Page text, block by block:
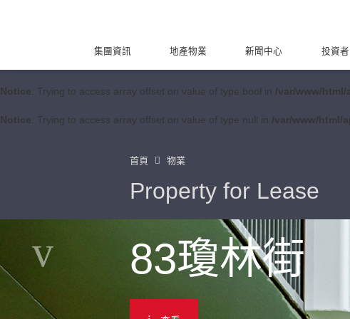
Notice: Trying to access array offset on value of type bool in /var/www/
Notice: Trying to access array offset on value of type null in /var/www/html/
集團資訊 地產物業 新聞中心 投資
首頁 物業
Property for Lease
83瓊林街